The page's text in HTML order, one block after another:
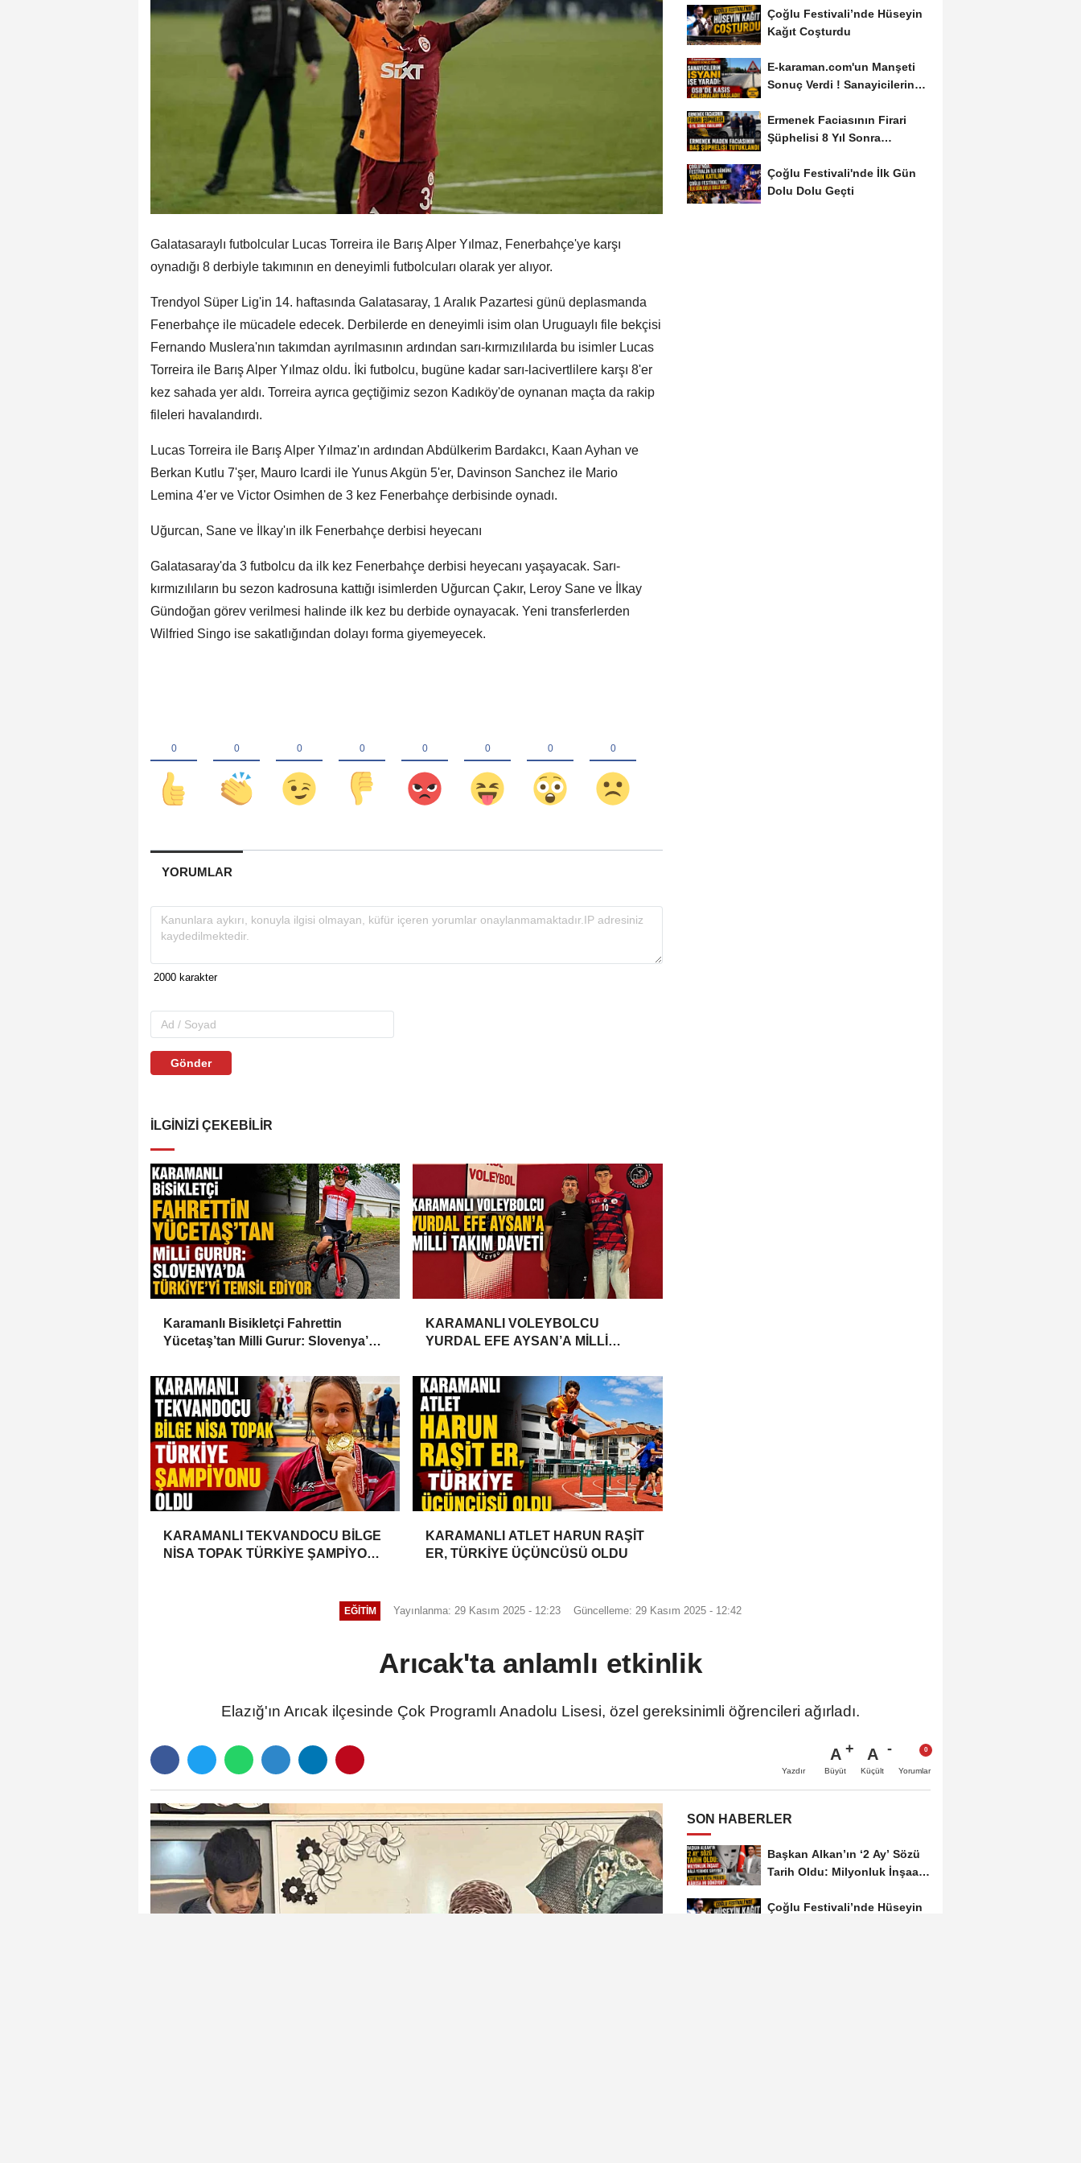
Galatasaraylı futbolcular Lucas Torreira ile Barış Alper Yılmaz, Fenerbahçe'ye karşı
oynadığı 8 derbiyle takımının en deneyimli futbolcuları olarak yer alıyor.
Trendyol Süper Lig'in 14. haftasında Galatasaray, 1 Aralık Pazartesi günü deplasmanda
Fenerbahçe ile mücadele edecek. Derbilerde en deneyimli isim olan Uruguaylı file bekçisi
Fernando Muslera'nın takımdan ayrılmasının ardından sarı-kırmızılılarda bu isimler Lucas
Torreira ile Barış Alper Yılmaz oldu. İki futbolcu, bugüne kadar sarı-lacivertlilere karşı 8'er
kez sahada yer aldı. Torreira ayrıca geçtiğimiz sezon Kadıköy'de oynanan maçta da rakip
fileleri havalandırdı.
Lucas Torreira ile Barış Alper Yılmaz'ın ardından Abdülkerim Bardakcı, Kaan Ayhan ve
Berkan Kutlu 7'şer, Mauro Icardi ile Yunus Akgün 5'er, Davinson Sanchez ile Mario
Lemina 4'er ve Victor Osimhen de 3 kez Fenerbahçe derbisinde oynadı.
Uğurcan, Sane ve İlkay'ın ilk Fenerbahçe derbisi heyecanı
Galatasaray'da 3 futbolcu da ilk kez Fenerbahçe derbisi heyecanı yaşayacak. Sarı-
kırmızılıların bu sezon kadrosuna kattığı isimlerden Uğurcan Çakır, Leroy Sane ve İlkay
Gündoğan görev verilmesi halinde ilk kez bu derbide oynayacak. Yeni transferlerden
Wilfried Singo ise sakatlığından dolayı forma giyemeyecek.
YORUMLAR
Gönder
İLGINIZI ÇEKEBILIR
Karamanlı Bisikletçi Fahrettin
Yücetaş’tan Milli Gurur: Slovenya’da
KARAMANLI VOLEYBOLCU
YURDAL EFE AYSAN’A MİLLİ
KARAMANLI TEKVANDOCU BİLGE
NİSA TOPAK TÜRKİYE ŞAMPİYONU
KARAMANLI ATLET HARUN RAŞİT
ER, TÜRKİYE ÜÇÜNCÜSÜ OLDU
Çoğlu Festivali’nde Hüseyin
Kağıt Coşturdu
E-karaman.com'un Manşeti
Sonuç Verdi ! Sanayicilerin
Ermenek Faciasının Firari
Şüphelisi 8 Yıl Sonra
Çoğlu Festivali'nde İlk Gün
Dolu Dolu Geçti
EĞITIM Yayınlanma: 29 Kasım 2025 - 12:23 Güncelleme: 29 Kasım 2025 - 12:42
Arıcak'ta anlamlı etkinlik
Elazığ'ın Arıcak ilçesinde Çok Programlı Anadolu Lisesi, özel gereksinimli öğrencileri ağırladı.
Yazdır
A
Büyüt
A
Küçült Yorumlar
SON HABERLER
Başkan Alkan’ın ‘2 Ay’ Sözü
Tarih Oldu: Milyonluk İnşaat
Çoğlu Festivali’nde Hüseyin